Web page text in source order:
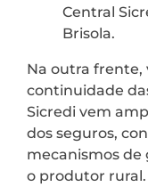
Central
Brisola.
Na outra frente,
continuidade
Sicredi vem
dos seguros,
mecanismos de
o produtor rural.